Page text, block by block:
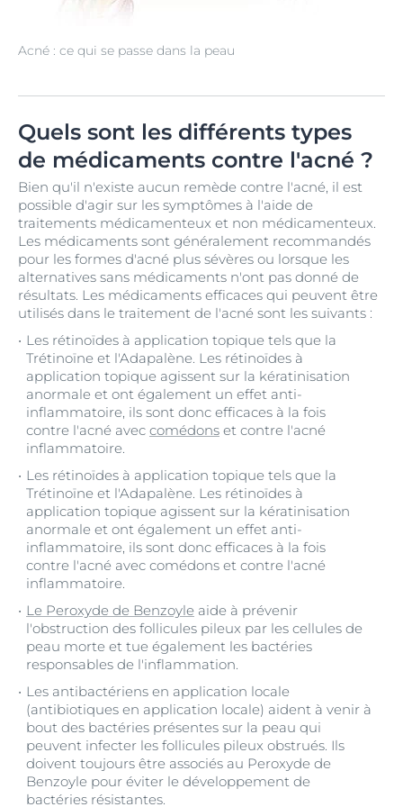
Acné : ce qui se passe dans la peau
Quels sont les différents types
de médicaments contre l'acné ?
Bien qu'il n'existe aucun remède contre l'acné, il est
possible d'agir sur les symptômes à l'aide de
traitements médicamenteux et non médicamenteux.
Les médicaments sont généralement recommandés
pour les formes d'acné plus sévères ou lorsque les
alternatives sans médicaments n'ont pas donné de
résultats. Les médicaments efficaces qui peuvent être
utilisés dans le traitement de l'acné sont les suivants :
Les rétinoïdes à application topique tels que la
Trétinoïne et l'Adapalène. Les rétinoïdes à
application topique agissent sur la kératinisation
anormale et ont également un effet anti-
inflammatoire, ils sont donc efficaces à la fois
contre l'acné avec comédons et contre l'acné
inflammatoire.
Les rétinoïdes à application topique tels que la
Trétinoïne et l'Adapalène. Les rétinoïdes à
application topique agissent sur la kératinisation
anormale et ont également un effet anti-
inflammatoire, ils sont donc efficaces à la fois
contre l'acné avec comédons et contre l'acné
inflammatoire.
Le Peroxyde de Benzoyle aide à prévenir
l'obstruction des follicules pileux par les cellules de
peau morte et tue également les bactéries
responsables de l'inflammation.
Les antibactériens en application locale
(antibiotiques en application locale) aident à venir à
bout des bactéries présentes sur la peau qui
peuvent infecter les follicules pileux obstrués. Ils
doivent toujours être associés au Peroxyde de
Benzoyle pour éviter le développement de
bactéries résistantes.